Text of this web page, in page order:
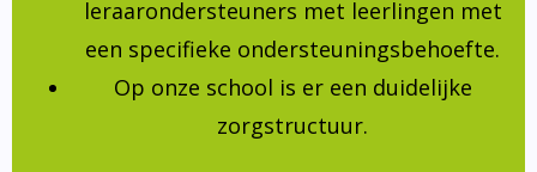
leraarondersteuners met leerlingen met
een specifieke ondersteuningsbehoefte.
Op onze school is er een duidelijke
zorgstructuur.